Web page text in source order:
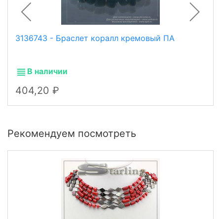
3136743 - Браслет коралл кремовый ПА
В наличии
404,20
Рекомендуем посмотреть